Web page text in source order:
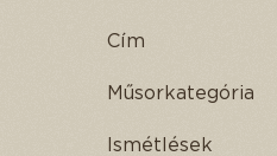
Cím
Műsorkategória
Ismétlések